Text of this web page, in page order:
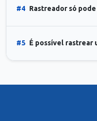
#4 Rastreador só
#5 É possível rastrear